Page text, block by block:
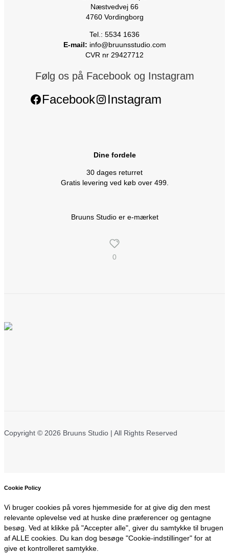
Næstvedvej 66
4760 Vordingborg
Tel.: 5534 1636
E-mail: info@bruunsstudio.com
CVR nr 29427712
Følg os på Facebook og Instagram
Facebook Instagram
Dine fordele
30 dages returret
Gratis levering ved køb over 499.
Bruuns Studio er e-mærket
0
Copyright © 2026 Bruuns Studio | All Rights Reserved
Cookie Policy
Vi bruger cookies på vores hjemmeside for at give dig den mest
relevante oplevelse ved at huske dine præferencer og gentagne
besøg. Ved at klikke på "Accepter alle", giver du samtykke til brugen
af ALLE cookies. Du kan dog besøge "Cookie-indstillinger" for at
give et kontrolleret samtykke.